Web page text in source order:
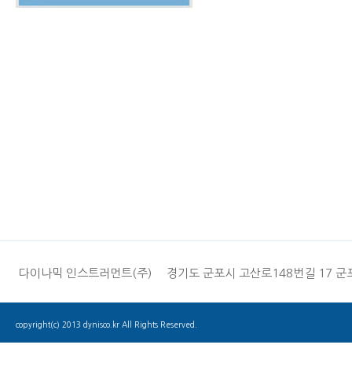
다이나믹 인스트러먼트(주) 경기도 군포시 고산로148번길 17 군
copyright(c) 2013 dynisco.kr All Rights Reserved.